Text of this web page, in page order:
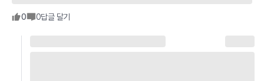
0 0답글 달기